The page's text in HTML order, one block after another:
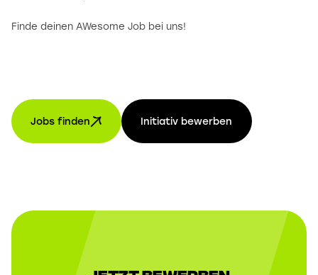
Finde deinen AWesome Job bei uns!
Jobs finden Initiativ bewerben